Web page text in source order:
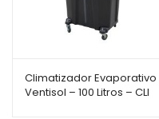
Climatizador Evaporativo
Ventisol – 100 Litros – CLI